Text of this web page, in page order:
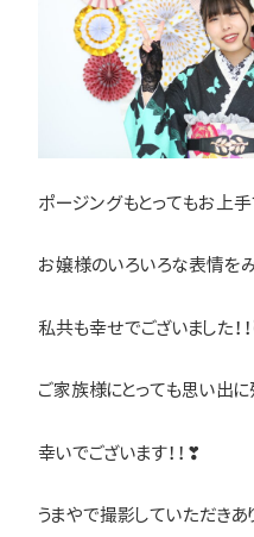
ポージングもとってもお上
お嬢様のいろいろな表情を
私共も幸せでございました！
ご家族様にとっても思い出に
幸いでございます！！❣
うまやで撮影していただきあ